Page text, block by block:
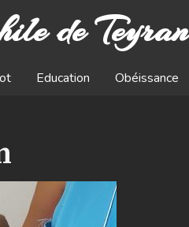
de Teyran
Education Obéissance